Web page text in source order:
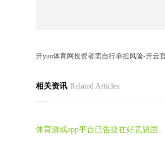
开yun体育网投资者需自行承担风险-开云
相关资讯 Related Articles
体育游戏app平台已告捷在好意思国